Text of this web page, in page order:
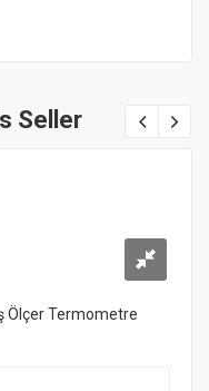
Seller
Ölçer Termometre